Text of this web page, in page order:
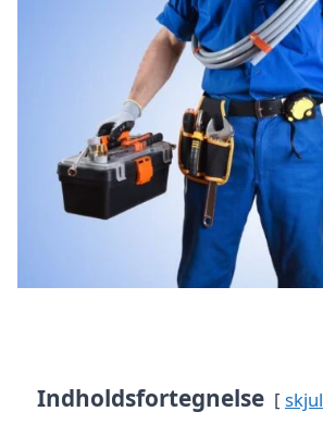
Indholdsfortegnelse skjul